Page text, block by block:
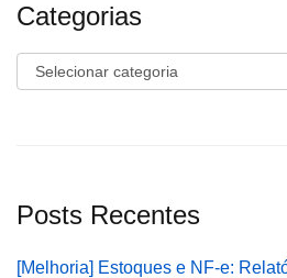
Categorias
Categorias
Posts Recentes
[Melhoria] Estoques e NF-e: